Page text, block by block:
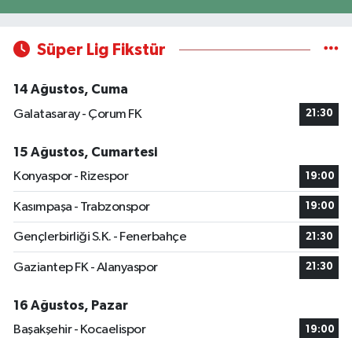
Süper Lig Fikstür
14 Ağustos, Cuma
Galatasaray - Çorum FK
21:30
15 Ağustos, Cumartesi
Konyaspor - Rizespor
19:00
Kasımpaşa - Trabzonspor 19:00
Gençlerbirliği S.K. - Fenerbahçe 21:30
Gaziantep FK - Alanyaspor 21:30
16 Ağustos, Pazar
Başakşehir - Kocaelispor
19:00